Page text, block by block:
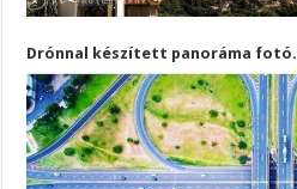
Drónnal készített panoráma fotó.